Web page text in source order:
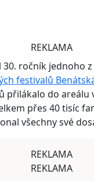
REKLAMA
ročník jednoho z
festivalů
přilákalo do areálu
přes 40 tisíc
všechny své
REKLAMA
REKLAMA